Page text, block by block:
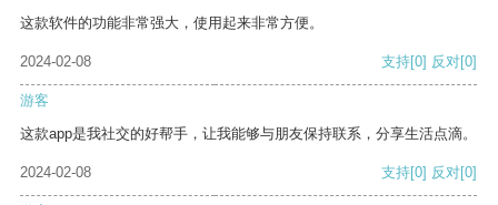
这款软件的功能非常强大，使用起来非常方便。
2024-02-08 支持[0] 反对[0]
游客
这款app是我社交的好帮手，让我能够与朋友保持联系，分享生活点滴。
2024-02-08 支持[0] 反对[0]